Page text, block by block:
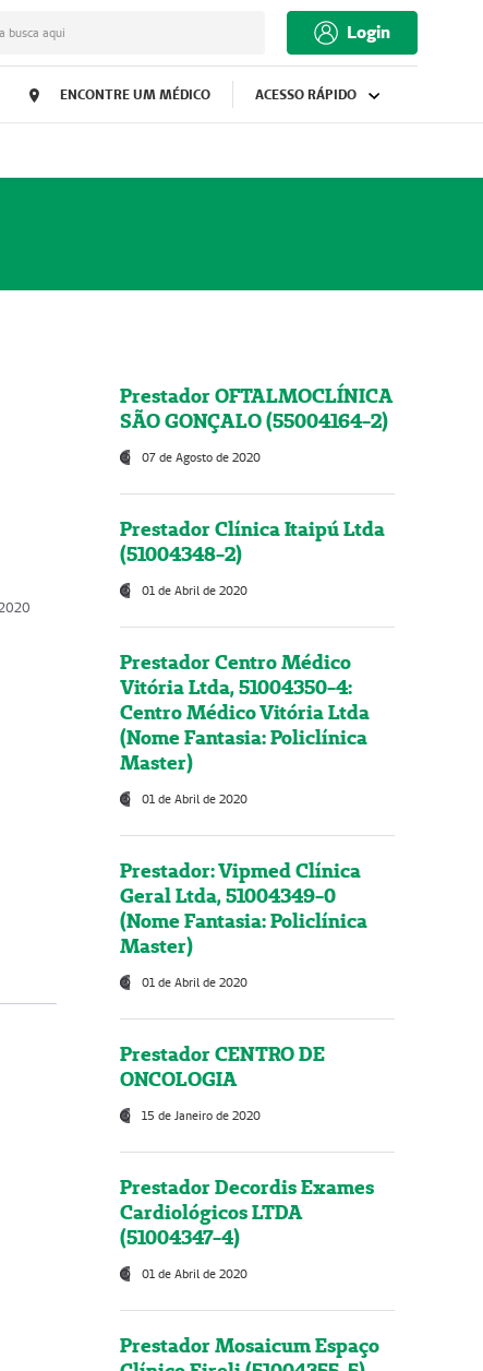
busca aqui Login
ENCONTRE UM MÉDICO ACESSO RÁPIDO
Prestador OFTALMOCLÍNICA
SÃO GONÇALO (55004164-2)
07 de Agosto de 2020
Prestador Clínica Itaipú Ltda
(51004348-2)
01 de Abril de 2020
Prestador Centro Médico
Vitória Ltda, 51004350-4:
Centro Médico Vitória Ltda
(Nome Fantasia: Policlínica
Master)
01 de Abril de 2020
Prestador: Vipmed Clínica
Geral Ltda, 51004349-0
(Nome Fantasia: Policlínica
Master)
01 de Abril de 2020
Prestador CENTRO DE
ONCOLOGIA
15 de Janeiro de 2020
Prestador Decordis Exames
Cardiológicos LTDA
(51004347-4)
01 de Abril de 2020
Prestador Mosaicum Espaço